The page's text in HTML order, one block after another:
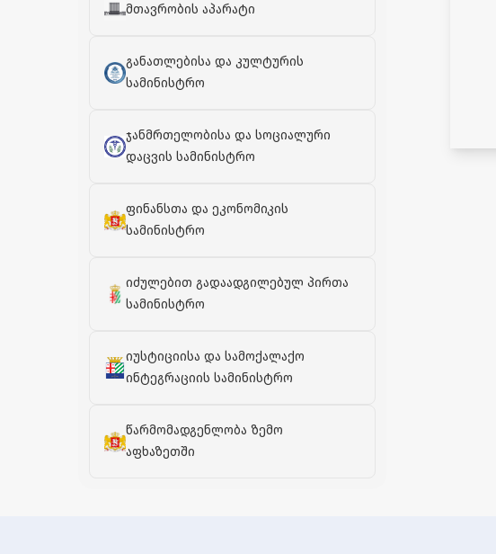
მთავრობის აპარატი
განათლებისა და კულტურის
სამინისტრო
ჯანმრთელობისა და სოციალური
დაცვის სამინისტრო
ფინანსთა და ეკონომიკის
სამინისტრო
იძულებით გადაადგილებულ პირთა
სამინისტრო
იუსტიციისა და სამოქალაქო
ინტეგრაციის სამინისტრო
წარმომადგენლობა ზემო
აფხაზეთში